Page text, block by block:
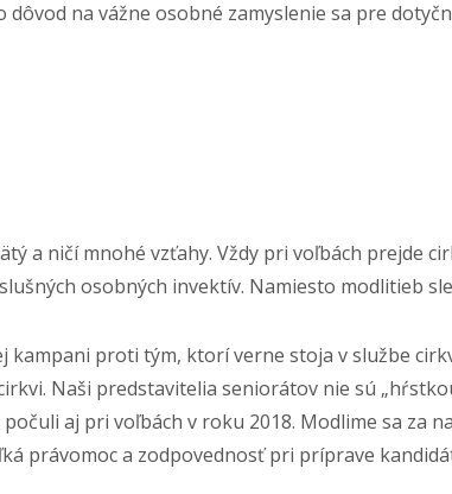
na vážne osobné zamyslenie sa pre
a ničí mnohé vzťahy. Vždy pri voľbách prejde
osobných invektív. Namiesto modlitieb
proti tým, ktorí verne stoja v službe
Naši predstavitelia seniorátov nie sú
aj pri voľbách v roku 2018. Modlime sa za
právomoc a zodpovednosť pri príprave